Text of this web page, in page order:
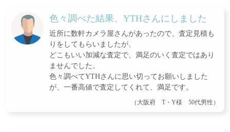
色々調べた結果、YTHさんにしました
近所に数軒カメラ屋さんがあったので、査定見積も
りをしてもらいましたが、
どこもいい加減な査定で、満足のいく査定ではあり
ませんでした。
色々調べてYTHさんに思い切ってお願いしました
が、一番高値で査定してくれて、満足です。
（大阪府 T・Y様 50代男性）